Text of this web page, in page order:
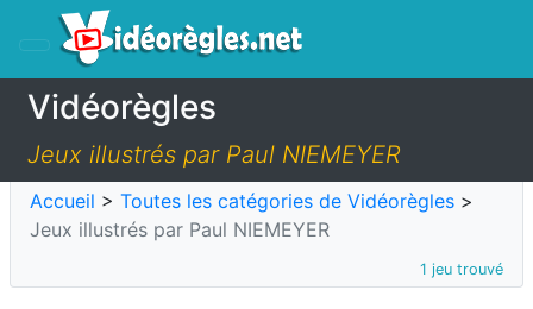
Vidéorègles
Jeux illustrés par Paul NIEMEYER
Accueil > Toutes les catégories de Vidéorègles >
Jeux illustrés par Paul NIEMEYER
1 jeu trouvé